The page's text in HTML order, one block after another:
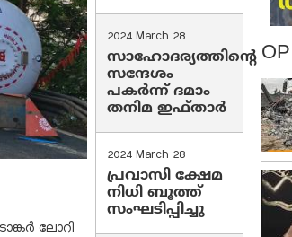
ലോറി
2024 March 28
സാഹോദര്യത്തിന്റെ
സന്ദേശം
പകർന്ന് ദമാം
തനിമ ഇഫ്‌താർ
2024 March 28
പ്രവാസി ക്ഷേമ
നിധി ബൂത്ത്
സംഘടിപ്പിച്ചു